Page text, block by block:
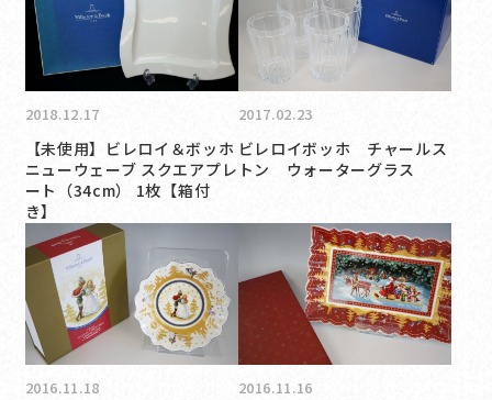
2018.12.17
【未使用】ビレロイ＆ボッホ
ニューウェーブ スクエアプレ
ート（34cm） 1枚【箱付
き】
2017.02.23
ビレロイボッホ チャールス
トン ウォーターグラス
2016.11.18 2016.11.16